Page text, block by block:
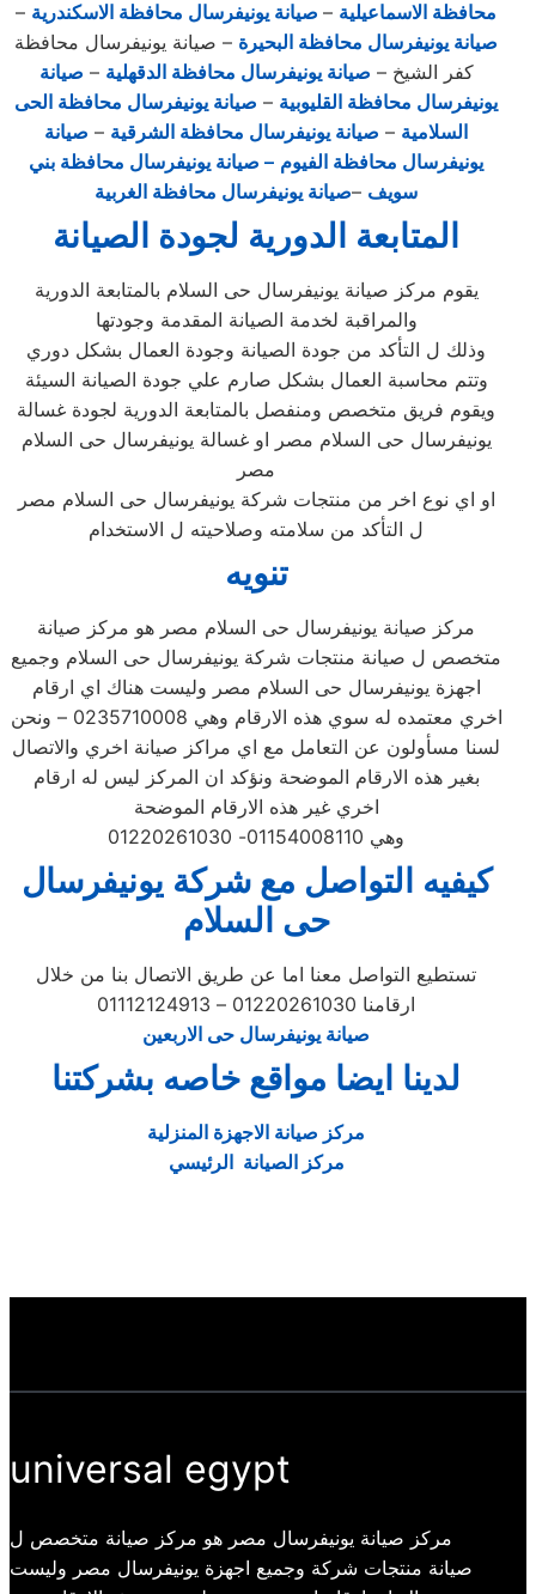
محافظة الاسماعيلية – صيانة يونيفرسال محافظة الاسكندرية –
صيانة يونيفرسال محافظة البحيرة – صيانة يونيفرسال محافظة
كفر الشيخ – صيانة يونيفرسال محافظة الدقهلية – صيانة
يونيفرسال محافظة القليوبية – صيانة يونيفرسال محافظة الحى
السلامية – صيانة يونيفرسال محافظة الشرقية – صيانة
يونيفرسال محافظة الفيوم – صيانة يونيفرسال محافظة بني
سويف –صيانة يونيفرسال محافظة الغربية
المتابعة الدورية لجودة الصيانة
يقوم مركز صيانة يونيفرسال حى السلام بالمتابعة الدورية
والمراقبة لخدمة الصيانة المقدمة وجودتها
وذلك ل التأكد من جودة الصيانة وجودة العمال بشكل دوري
وتتم محاسبة العمال بشكل صارم علي جودة الصيانة السيئة
ويقوم فريق متخصص ومنفصل بالمتابعة الدورية لجودة غسالة
يونيفرسال حى السلام مصر او غسالة يونيفرسال حى السلام
مصر
او اي نوع اخر من منتجات شركة يونيفرسال حى السلام مصر
ل التأكد من سلامته وصلاحيته ل الاستخدام
تنويه
مركز صيانة يونيفرسال حى السلام مصر هو مركز صيانة
متخصص ل صيانة منتجات شركة يونيفرسال حى السلام وجميع
اجهزة يونيفرسال حى السلام مصر وليست هناك اي ارقام
اخري معتمده له سوي هذه الارقام وهي 0235710008 – ونحن
لسنا مسأولون عن التعامل مع اي مراكز صيانة اخري والاتصال
بغير هذه الارقام الموضحة ونؤكد ان المركز ليس له ارقام
اخري غير هذه الارقام الموضحة
وهي 01154008110- 01220261030
كيفيه التواصل مع شركة يونيفرسال
حى السلام
تستطيع التواصل معنا اما عن طريق الاتصال بنا من خلال
ارقامنا 01220261030 – 01112124913
صيانة يونيفرسال حى الاربعين
لدينا ايضا مواقع خاصه بشركتنا
مركز صيانة الاجهزة المنزلية
مركز الصيانة الرئيسي
universal egypt
مركز صيانة يونيفرسال مصر هو مركز صيانة متخصص ل
صيانة منتجات شركة وجميع اجهزة يونيفرسال مصر وليست